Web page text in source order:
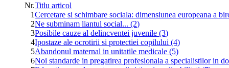
Nr.Titlu articol
1Cercetare si schimbare sociala: dimensiunea europeana a
2Ne subminam liantul social... (2)
3Posibile cauze al delincventei juvenile (3)
4Ipostaze ale ocrotirii si protectiei copilului (4)
5Abandonul maternal in unitatile medicale (5)
6Noi standarde in pregatirea profesionala a specialistilor in